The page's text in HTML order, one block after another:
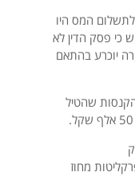
לתשלום המס היו
כי פסק הדין לא
יוכרע בהתאם
שהטיל
מחוז